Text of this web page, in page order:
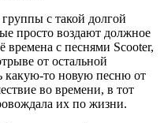
с такой долгой
просто воздают должное
времена с песнями Scooter,
от остальной
какую-то новую песню от
во времени, в тот
их по жизни.